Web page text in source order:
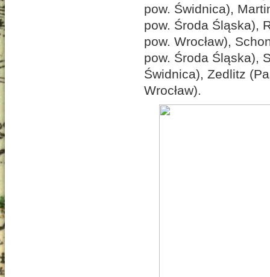
pow. Świdnica),
pow. Środa Śląska),
pow. Wrocław),
pow. Środa Śląska),
Świdnica), Zedlitz
Wrocław).